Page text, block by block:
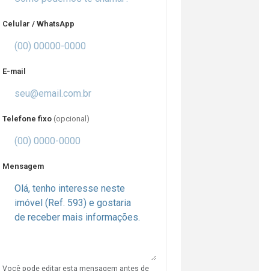
Celular / WhatsApp
E-mail
Telefone fixo (opcional)
Mensagem
Você pode editar esta mensagem antes de